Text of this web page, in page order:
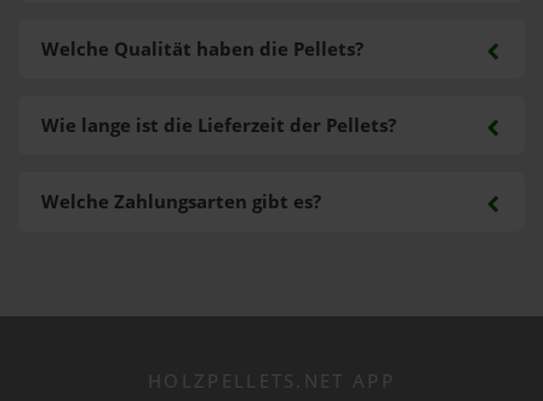
Welche Zahlungsarten gibt es?
Welche Qualität haben die Pellets?
Wie lange ist die Lieferzeit der Pellets?
HOLZPELLETS.NET APP